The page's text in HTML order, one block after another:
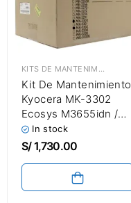
KITS DE MANTENIMIENTO
Kit De Mantenimiento
Kyocera MK-3302
Ecosys M3655idn /
M3660idn / P3155dn
500,000 Páginas
In stock
S/1,730.00